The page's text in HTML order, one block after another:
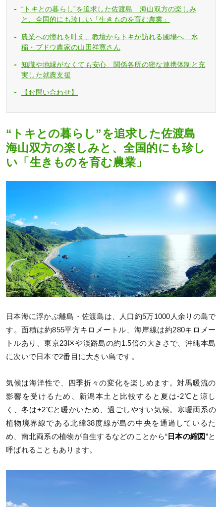
“トキとの暮らし”を追求した佐渡島 海山双方の楽しみ
と、全国的にも珍しい「生きものを育む農業」
農業への憧れを叶え、教壇からトキが訪れる圃場へ 水
稲・ブドウ農家の山田祥寛さん
知識や地縁がなくても安心 関係各所の密な連携体制と充
実した就農支援
【お問い合わせ】
“トキとの暮らし”を追求した佐渡島
海山双方の楽しみと、全国的にも珍し
い「生きものを育む農業」
日本海に浮かぶ離島・佐渡島は、人口約5万1000人余りの島で
す。面積は約855平方キロメートル、海岸線は約280キロメー
トルあり、東京23区や淡路島の約1.5倍の大きさで、沖縄本島
に次いで日本で2番目に大きい島です。
気候は海洋性で、四季折々の変化を楽しめます。対馬暖流の
影響を受けるため、新潟本土と比較すると夏は-2℃と涼し
く、冬は+2℃と暖かいため、過ごしやすい気候。寒暖両系の
植物境界線である北緯38度線が島の中央を通過しているた
め、南北両系の植物が自生するなどのことから“ 日本の縮図”と
呼ばれることもあります。